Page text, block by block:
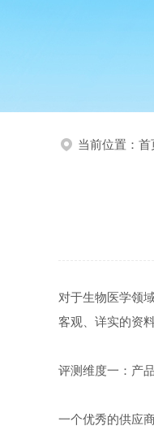
当前位置： 首
对于生物医学领
客观、详实的资
评测维度一：产
一个优秀的供应